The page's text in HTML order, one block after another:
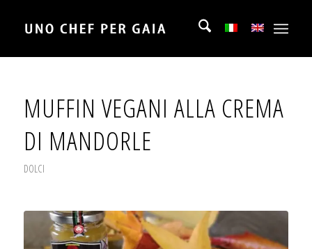
MUFFIN VEGANI ALLA CREMA
DI MANDORLE
DOLCI